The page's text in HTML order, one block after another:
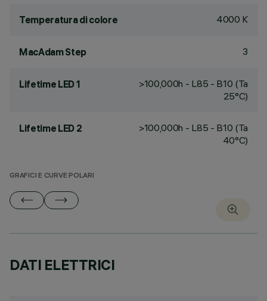
Temperatura di colore 4000 K
MacAdam Step 3
Lifetime LED 1
>100,000h - L85 - B10 (Ta
25°C)
Lifetime LED 2
>100,000h - L85 - B10 (Ta
40°C)
GRAFICI E CURVE POLARI
DATI ELETTRICI